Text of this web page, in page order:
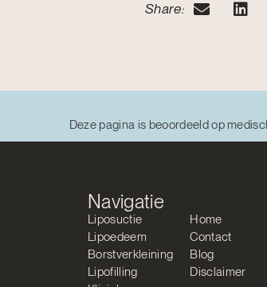
Share:
Deze pagina is beoordeeld op
Navigatie
Liposuctie
Lipoedeem
Borstverkleining
Lipofilling
Home
Contact
Blog
Disclaimer